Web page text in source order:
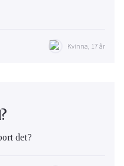
Kvinna, 17 år
det?